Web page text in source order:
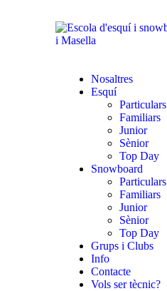
Nosaltres
Esquí
Particulars
Familiars
Junior
Sènior
Top Day
Snowboard
Particulars
Familiars
Junior
Sènior
Top Day
Grups i Clubs
Info
Contacte
Vols ser tècnic?